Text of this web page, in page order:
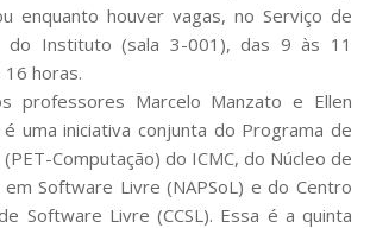
enquanto houver vagas, no Serviço de
do Instituto (sala 3-001), das 9 às 11
horas.
professores Marcelo Manzato e Ellen
uma iniciativa conjunta do Programa de
Computação) do ICMC, do Núcleo de
Software Livre (NAPSoL) e do Centro
Software Livre (CCSL). Essa é a quinta